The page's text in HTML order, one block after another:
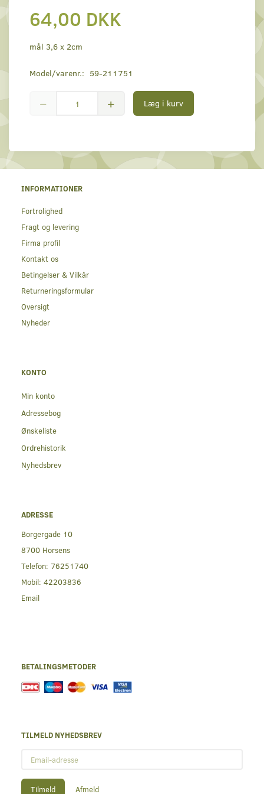
64,00 DKK
mål 3,6 x 2cm
Model/varenr.: 59-211751
Læg i kurv
INFORMATIONER
Fortrolighed
Fragt og levering
Firma profil
Kontakt os
Betingelser & Vilkår
Returneringsformular
Oversigt
Nyheder
KONTO
Min konto
Adressebog
Ønskeliste
Ordrehistorik
Nyhedsbrev
ADRESSE
Borgergade 10
8700 Horsens
Telefon: 76251740
Mobil: 42203836
Email
BETALINGSMETODER
TILMELD NYHEDSBREV
adresse
Tilmeld Afmeld